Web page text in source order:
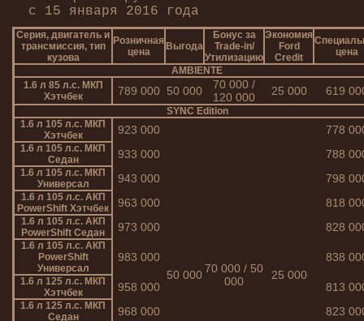
с 15 января 2016 года
Серия, двигатель и
трансмиссия, тип
кузова
Розничная
цена
Выгода
Бонус за
Trade-in/
Утилизацию
Экономия
Ford
Credit
цена
AMBIENTE
1.6 л 85 л.с. МКП
Хэтчбек
789 000 50 000
70 000 /
120 000
25 000 619
SYNC Edition
1.6 л 105 л.с. МКП
Хэтчбек
923 000
50 00070 000 / 50
000
25 000
778
1.6 л 105 л.с. МКП
Седан
933 000 788
1.6 л 105 л.с. МКП
Универсал
943 000 798
1.6 л 105 л.с. АКП
PowerShift Хэтчбек
963 000 818
1.6 л 105 л.с. АКП
PowerShift Седан
973 000 828
1.6 л 105 л.с. АКП
PowerShift
Универсал
983 000 838
1.6 л 125 л.с. МКП
Хэтчбек
958 000 813
1.6 л 125 л.с. МКП
Седан
968 000 823